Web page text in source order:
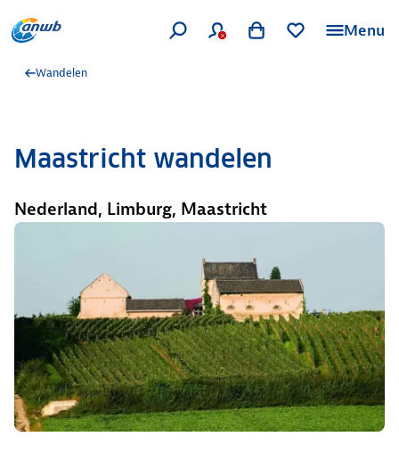
Menu
Wandelen
Maastricht wandelen
Nederland, Limburg, Maastricht